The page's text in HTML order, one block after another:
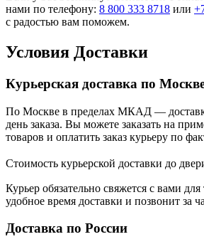
нами по телефону: 8 800 333 8718 или
с радостью вам поможем.
Условия Доставки
Курьерская доставка по
По Москве в пределах МКАД —
день заказа. Вы можете заказать на
товаров и оплатить заказ курьеру по
Стоимость курьерской доставки до
Курьер обязательно свяжется с вами
удобное время доставки и позвонит за
Доставка по России